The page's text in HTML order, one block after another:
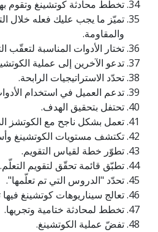
تخطّط محادثة كوتشينغ وتقوم
تميّز ما يجب عليك فعله خلال
والمقاومة.
تختار الأدوات المناسبة لتعقّب
تدعو الآخرين إلى عملية
تحدّد الاستراتيجيات الرابحة.
تدعم العميل في استخدام
تحتفل بتحقيق الهدف.
تعمل بشكل ناجح مع الكوتشز
تكتشف مستويات الكوتشينغ
تطوّر خطة لقياس التقويم.
تطبّق قائمة تحقّق لتقويم التعلّم.
تحدّد "الدروس التي تم تعلّمها".
تعالج سيناريوهات كوتشينغ فيها
تخطط لمحادثة ختامية وتجريها.
تفضّ عملية الكوتشينغ.